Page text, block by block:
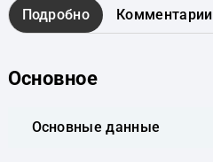
Подробно Комментарии
Основное
Основные данные